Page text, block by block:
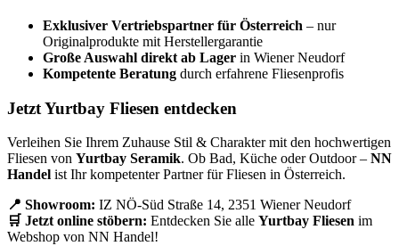
Exklusiver Vertriebspartner für Österreich – nur
Originalprodukte mit Herstellergarantie
Große Auswahl direkt ab Lager in Wiener Neudorf
Kompetente Beratung durch erfahrene Fliesenprofis
Jetzt Yurtbay Fliesen entdecken
Verleihen Sie Ihrem Zuhause Stil & Charakter mit den hochwertigen
Fliesen von Yurtbay Seramik. Ob Bad, Küche oder Outdoor – NN
Handel ist Ihr kompetenter Partner für Fliesen in Österreich.
📍 Showroom: IZ NÖ-Süd Straße 14, 2351 Wiener Neudorf
🛒 Jetzt online stöbern: Entdecken Sie alle Yurtbay Fliesen im
Webshop von NN Handel!